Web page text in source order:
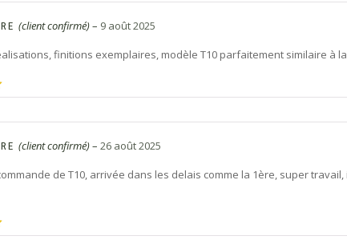
(client confirmé)– 9 août 2025
finitions exemplaires, modèle T10 parfaitement similaire à
(client confirmé)– 26 août 2025
de T10, arrivée dans les delais comme la 1ère, super